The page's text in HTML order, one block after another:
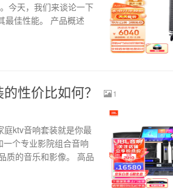
今天，我们来谈论一下
最佳性能。 产品概述
性价比如何？
1
庭ktv音响套装就是你最
个专业影院组合音响
质的音乐和影像。 高品